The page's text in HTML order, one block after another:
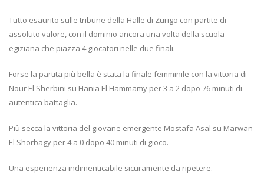
Tutto esaurito sulle tribune della Halle di Zurigo con partite di
assoluto valore, con il dominio ancora una volta della scuola
egiziana che piazza 4 giocatori nelle due finali.
Forse la partita più bella è stata la finale femminile con la vittoria di
Nour El Sherbini su Hania El Hammamy per 3 a 2 dopo 76 minuti di
autentica battaglia.
Più secca la vittoria del giovane emergente Mostafa Asal su Marwan
El Shorbagy per 4 a 0 dopo 40 minuti di gioco.
Una esperienza indimenticabile sicuramente da ripetere.